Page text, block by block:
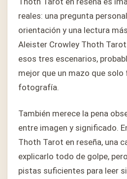
reales: una pregunta
orientación y una lectura
Aleister Crowley Thoth
esos tres escenarios,
mejor que un mazo que solo
fotografía.
También merece la pena
entre imagen y significado.
Thoth Tarot en reseña, una
explicarlo todo de golpe,
pistas suficientes para leer